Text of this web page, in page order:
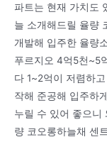
파트는 현재 가치도
늘 소개해드릴 율량
개발해 입주한 율량
푸르지오 4억5천~5
다 1~2억이 저렴하
작해 준공해 입주하
누릴 수 있어 좋으니
량 코오롱하늘채 센